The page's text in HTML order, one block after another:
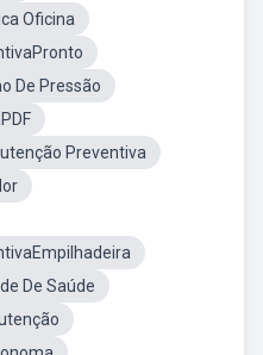
Oficina
De Pressão
Preventiva
De Saúde